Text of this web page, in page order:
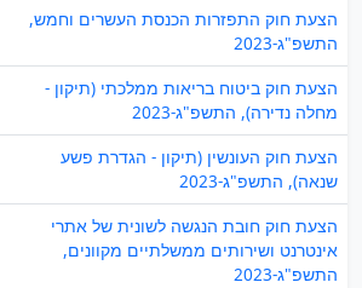
הצעת חוק התפזרות הכנסת העשרים וחמש,
התשפ"ג-2023
הצעת חוק ביטוח בריאות ממלכתי (תיקון -
מחלה נדירה), התשפ"ג-2023
הצעת חוק העונשין (תיקון - הגדרת פשע
שנאה), התשפ"ג-2023
הצעת חוק חובת הנגשה לשונית של אתרי
אינטרנט ושירותים ממשלתיים מקוונים,
התשפ"ג-2023